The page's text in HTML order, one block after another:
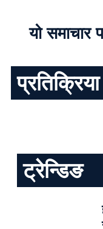
यो
ट्रेन्डिङ